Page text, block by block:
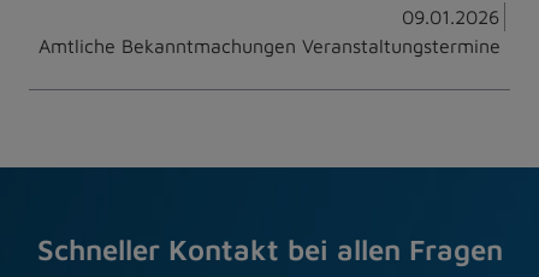
09.01.2026
Amtliche Bekanntmachungen Veranstaltungstermine
Schneller Kontakt bei allen Fragen